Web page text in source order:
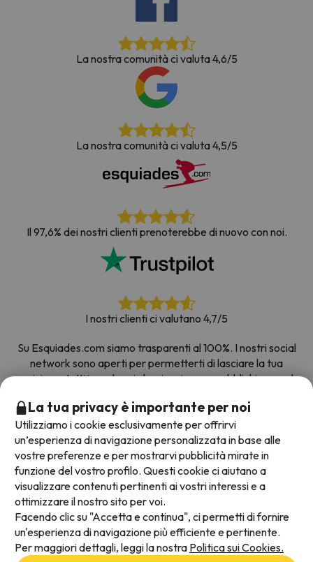
La nostra comunità ci valuta 4,6/5
La nostra comunità ci valuta 4,5/5
Il 97,6% dei nostri clienti prenoterebbe di nuovo con noi.
I nostri clienti ci valutano 4,7/5
Su Esquiades.com siamo trasparenti al 100%. I nostri social
network sono aperti per permetterti di lasciare la tua
opinione, tutti i sondaggi che riceviamo e pubblichiamo sul
Prenota con fiducia|Più di 700.000 persone hanno
prenotato la loro settimana bianca con Esquiades.com
Metodi di pagamento disponibili
La tua privacy è importante per noi
Utilizziamo i cookie esclusivamente per offrirvi
un’esperienza di navigazione personalizzata in base alle
vostre preferenze e per mostrarvi pubblicità mirate in
funzione del vostro profilo. Questi cookie ci aiutano a
visualizzare contenuti pertinenti ai vostri interessi e a
ottimizzare il nostro sito per voi.
Facendo clic su "Accetta e continua", ci permetti di fornire
un'esperienza di navigazione più efficiente e pertinente.
Per maggiori dettagli, leggi la nostra Politica sui Cookies.